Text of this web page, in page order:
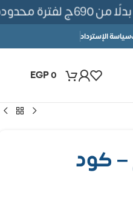
سياسة الإسترداد
EGP0
– كود